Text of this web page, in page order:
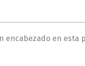
encabezado en esta